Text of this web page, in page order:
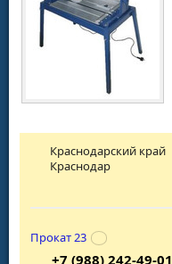
Краснодарский край
Краснодар
Прокат 23
+7 (988) 242-49-01